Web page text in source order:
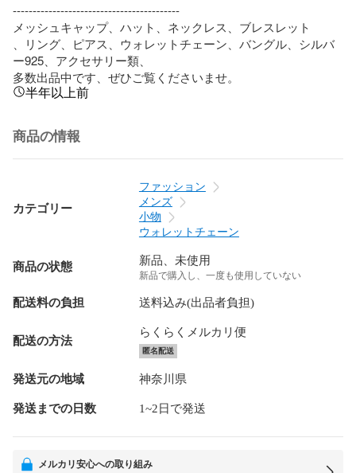
------------------------------------------
メッシュキャップ、ハット、ネックレス、ブレスレット
、リング、ピアス、ウォレットチェーン、バングル、シルバ
ー925、アクセサリー類、
多数出品中です、ぜひご覧くださいませ。
半年以上前
商品の情報
カテゴリー
ファッション
メンズ
小物
ウォレットチェーン
商品の状態 新品、未使用
新品で購入し、一度も使用していない
配送料の負担 送料込み(出品者負担)
配送の方法
らくらくメルカリ便
匿名配送
発送元の地域 神奈川県
発送までの日数 1~2日で発送
メルカリ安心への取り組み